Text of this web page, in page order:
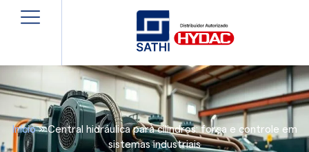
Início»Central hidráulica para cilindros: força e controle em
sistemas industriais